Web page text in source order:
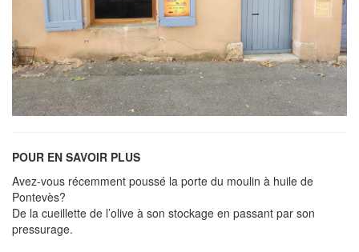
POUR EN SAVOIR PLUS
Avez-vous récemment poussé la porte du moulin à huile de
Pontevès?
De la cueillette de l’olive à son stockage en passant par son
pressurage.